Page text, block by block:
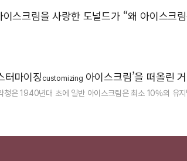
이스크림을 사랑한 도널드가 “왜 아이스크
터마이징customizing 아이스크림’을 떠올린
은 1940년대 초에 일반 아이스크림은 최소 10%의 유